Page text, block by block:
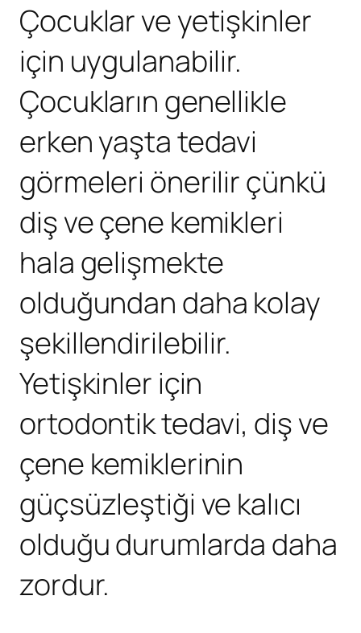
Çocuklar ve yetişkinler
için uygulanabilir.
Çocukların genellikle
erken yaşta tedavi
görmeleri önerilir çünkü
diş ve çene kemikleri
hala gelişmekte
olduğundan daha kolay
şekillendirilebilir.
Yetişkinler için
ortodontik tedavi, diş ve
çene kemiklerinin
güçsüzleştiği ve kalıcı
olduğu durumlarda daha
zordur.